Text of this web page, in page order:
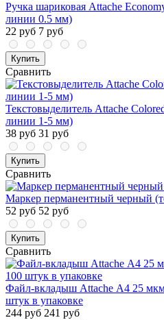
Ручка шариковая Attache
линии 0.5 мм)
22 руб 7 руб
Купить
Сравнить
Текстовыделитель Attache
линии 1-5 мм)
38 руб 31 руб
Купить
Сравнить
Маркер перманентный черный
52 руб 52 руб
Купить
Сравнить
Файл-вкладыш Attache А4 25
штук в упаковке
244 руб 241 руб